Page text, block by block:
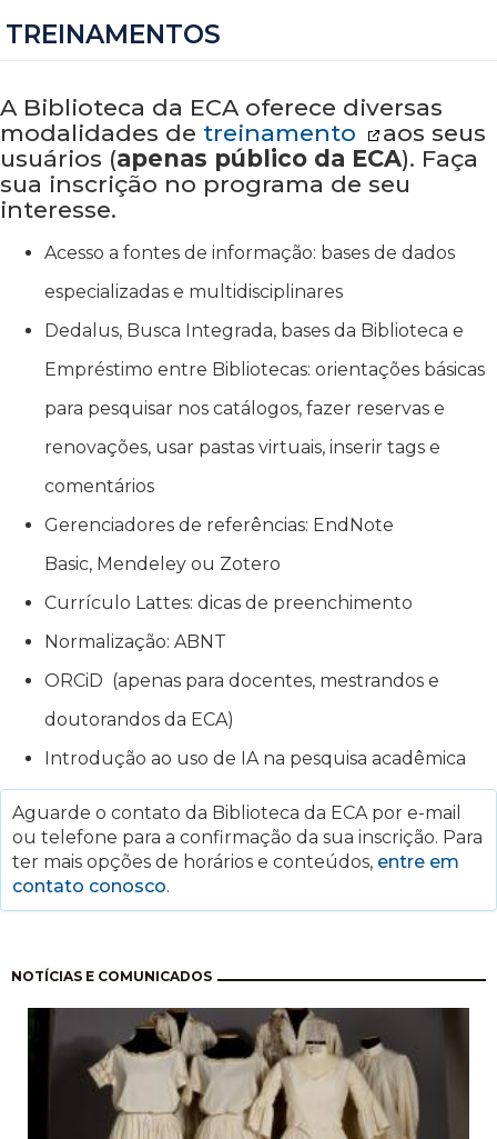
TREINAMENTOS
A Biblioteca da ECA oferece diversas
modalidades de treinamento
aos seus
usuários (apenas público da ECA). Faça
sua inscrição no programa de seu
interesse.
Acesso a fontes de informação: bases de dados
especializadas e multidisciplinares
Dedalus, Busca Integrada, bases da Biblioteca e
Empréstimo entre Bibliotecas: orientações básicas
para pesquisar nos catálogos, fazer reservas e
renovações, usar pastas virtuais, inserir tags e
comentários
Gerenciadores de referências: EndNote
Basic, Mendeley ou Zotero
Currículo Lattes: dicas de preenchimento
Normalização: ABNT
ORCiD (apenas para docentes, mestrandos e
doutorandos da ECA)
Introdução ao uso de IA na pesquisa acadêmica
Aguarde o contato da Biblioteca da ECA por e-mail
ou telefone para a confirmação da sua inscrição. Para
ter mais opções de horários e conteúdos, entre em
contato conosco.
NOTÍCIAS E COMUNICADOS
Pagination